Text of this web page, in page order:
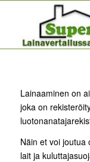
Lainaaminen on
joka on
Näin et voi joutua
lait ja